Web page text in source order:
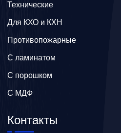
Технические
Для КХО и КХН
Противопожарные
С ламинатом
С порошком
С МДФ
Контакты